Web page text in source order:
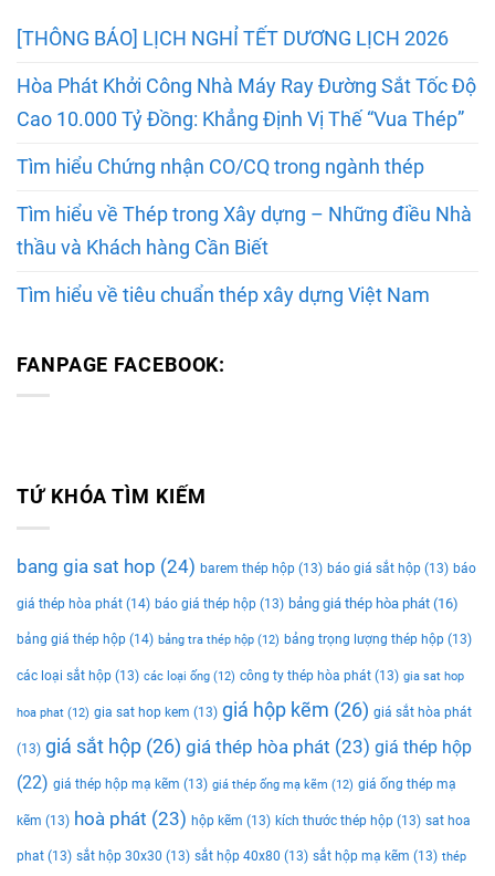
[THÔNG BÁO] LỊCH NGHỈ TẾT DƯƠNG LỊCH 2026
Hòa Phát Khởi Công Nhà Máy Ray Đường Sắt Tốc Độ
Cao 10.000 Tỷ Đồng: Khẳng Định Vị Thế “Vua Thép”
Tìm hiểu Chứng nhận CO/CQ trong ngành thép
Tìm hiểu về Thép trong Xây dựng – Những điều Nhà
thầu và Khách hàng Cần Biết
Tìm hiểu về tiêu chuẩn thép xây dựng Việt Nam
FANPAGE FACEBOOK:
TỨ KHÓA TÌM KIẾM
bang gia sat hop (24) barem thép hộp (13) báo giá sắt hộp (13) báo
giá thép hòa phát (14) báo giá thép hộp (13) bảng giá thép hòa phát (16)
bảng giá thép hộp (14) bảng tra thép hộp (12) bảng trọng lượng thép hộp (13)
các loại sắt hộp (13) các loại ống (12) công ty thép hòa phát (13) gia sat hop
hoa phat (12) gia sat hop kem (13) giá hộp kẽm (26) giá sắt hòa phát
(13) giá sắt hộp (26) giá thép hòa phát (23) giá thép hộp
(22) giá thép hộp mạ kẽm (13) giá thép ống mạ kẽm (12) giá ống thép mạ
kẽm (13) hoà phát (23) hộp kẽm (13) kích thước thép hộp (13) sat hoa
phat (13) sắt hộp 30x30 (13) sắt hộp 40x80 (13) sắt hộp mạ kẽm (13) thép